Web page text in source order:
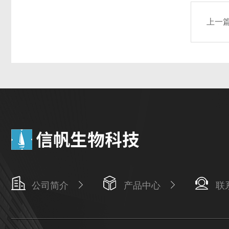
上一
公司简介 产品中心 联